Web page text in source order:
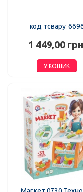
код товару: 6696
1 449,00
У КОШИК